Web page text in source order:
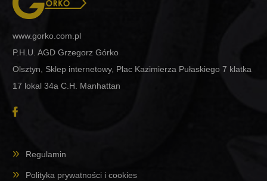
www.gorko.com.pl
P.H.U. AGD Grzegorz Górko
Olsztyn, Sklep internetowy, Plac Kazimierza Pułaskiego 7 klatka
17 lokal 34a C.H. Manhattan
Regulamin
Polityka prywatności i cookies